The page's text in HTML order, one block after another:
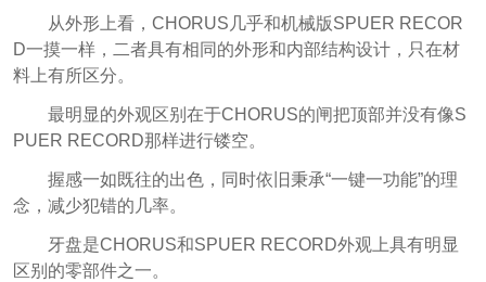
从外形上看，CHORUS几乎和机械版SPUER RECOR
D一摸一样，二者具有相同的外形和内部结构设计，只在材
料上有所区分。
最明显的外观区别在于CHORUS的闸把顶部并没有像S
PUER RECORD那样进行镂空。
握感一如既往的出色，同时依旧秉承“一键一功能”的理
念，减少犯错的几率。
牙盘是CHORUS和SPUER RECORD外观上具有明显
区别的零部件之一。